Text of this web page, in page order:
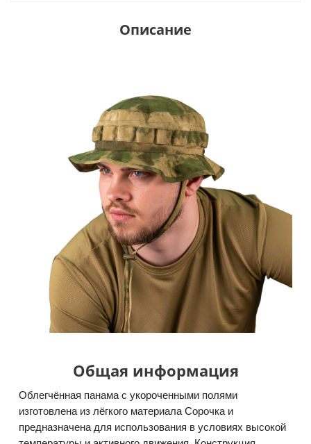
Описание
Общая информация
Облегчённая панама с укороченными полями
изготовлена из лёгкого материала Сорочка и
предназначена для использования в условиях высокой